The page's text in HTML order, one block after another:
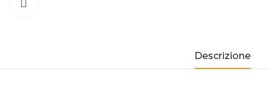
Descrizione